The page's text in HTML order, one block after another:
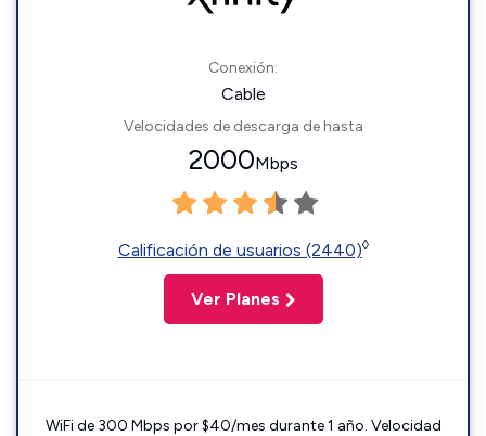
Conexión:
Cable
Velocidades de descarga de hasta
2000Mbps
Calificación de usuarios (2440)◊
Ver Planes
WiFi de 300 Mbps por $40/mes durante 1 año. Velocidad